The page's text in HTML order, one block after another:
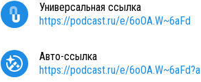
Универсальная ссылка
https://podcast.ru/e/6oOA.W~6aFd
Авто-ссылка
https://podcast.ru/e/6oOA.W~6aFd?a